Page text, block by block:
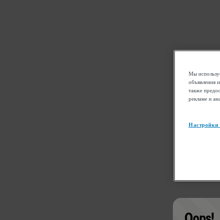
Мы
объявления
также
рекламе и